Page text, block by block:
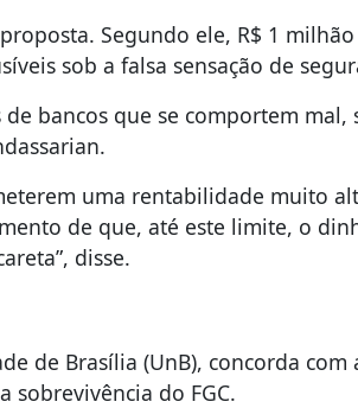
Segundo ele, R$ 1
sob a falsa sensação de
bancos que se comportem mal,
uma rentabilidade muito
de que, até este limite, o
disse.
de Brasília (UnB), concorda com
sobrevivência do FGC.